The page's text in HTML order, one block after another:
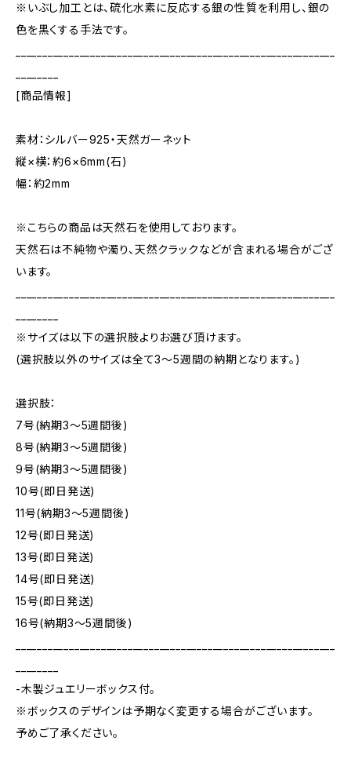
※いぶし加工とは、硫化水素に反応する銀の性質を利用し、銀の
色を黒くする手法です。
[商品情報]
素材：シルバー925・天然ガーネット
縦×横：約6×6mm(石)
幅：約2mm
※こちらの商品は天然石を使用しております。
天然石は不純物や濁り、天然クラックなどが含まれる場合がござ
います。
※サイズは以下の選択肢よりお選び頂けます。
(選択肢以外のサイズは全て3～5週間の納期となります。)
選択肢：
7号(納期3～5週間後)
8号(納期3～5週間後)
9号(納期3～5週間後)
10号(即日発送)
11号(納期3～5週間後)
12号(即日発送)
13号(即日発送)
14号(即日発送)
15号(即日発送)
16号(納期3～5週間後)
-木製ジュエリーボックス付。
※ボックスのデザインは予期なく変更する場合がございます。
予めご了承ください。